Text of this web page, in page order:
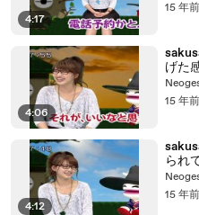
4:17
15 年前
4:06
げた
15 年前
4:12
られ
15 年前